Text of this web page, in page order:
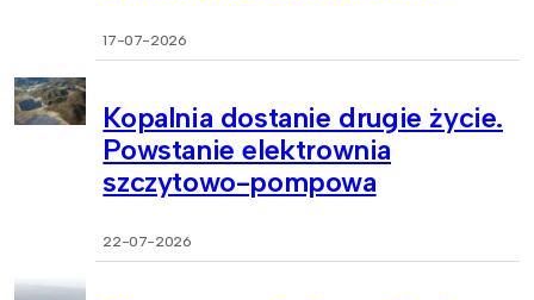
17-07-2026
Kopalnia dostanie drugie życie.
Powstanie elektrownia
szczytowo-pompowa
22-07-2026